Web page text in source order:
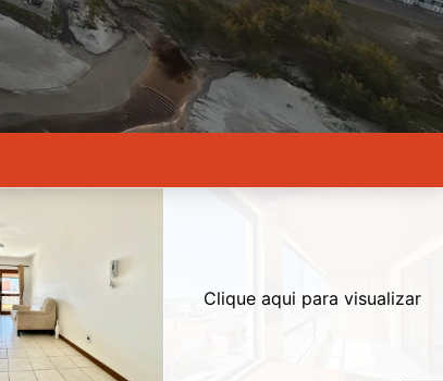
Clique aqui para visualizar